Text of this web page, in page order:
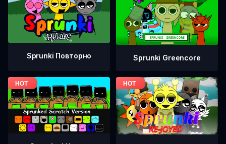
Sprunki Повторно Sprunki Greencore